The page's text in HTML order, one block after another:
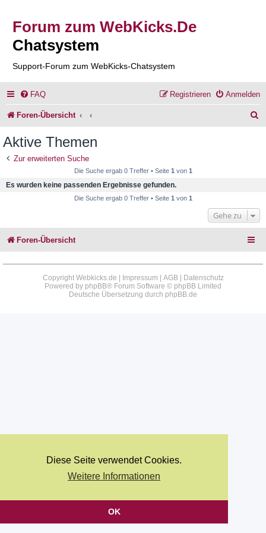
Diese Seite verwendet Cookies.
Weitere Informationen
OK
Forum zum WebKicks.De
Chatsystem
Support-Forum zum WebKicks-Chatsystem
FAQ Anmelden
Registrieren
Foren-Übersicht
Aktive Themen
Zur erweiterten Suche
Die Suche ergab 0 Treffer • Seite 1 von 1
Es wurden keine passenden Ergebnisse gefunden.
Die Suche ergab 0 Treffer • Seite 1 von 1
Gehe zu
Foren-Übersicht
Copyright Webkicks.de | Impressum AGB|
Datenschutz
Powered by phpBB® Forum Software © phpBB Limited
Deutsche Übersetzung durch phpBB.de